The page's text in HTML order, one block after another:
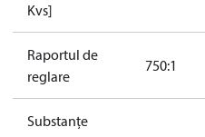
Kvs]
Raportul de
reglare
750:1
Substanțe